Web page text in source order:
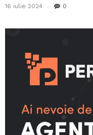
16 iulie 2024 0